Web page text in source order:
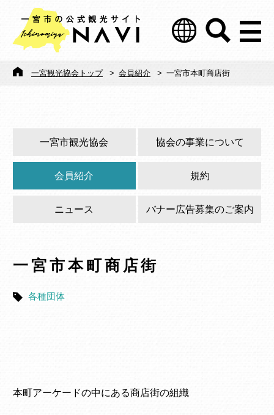
一宮観光協会トップ > 会員紹介 > 一宮市本町商店街
一宮市観光協会 協会の事業について
会員紹介 規約
ニュース バナー広告募集のご案内
一宮市本町商店街
各種団体
本町アーケードの中にある商店街の組織